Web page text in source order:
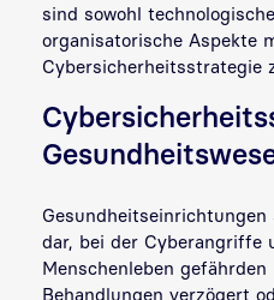
sind sowohl
organisatorische Aspekte
Cybersicherheitsstrategie
dar, bei der Cyberangriffe
Menschenleben gefährden
Behandlungen verzögert